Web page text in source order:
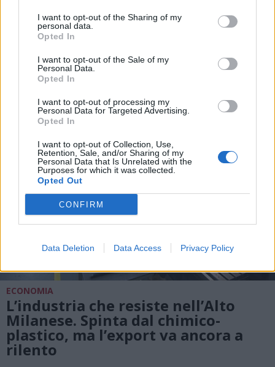
I want to opt-out of the Sharing of my
personal data.
Opted In
I want to opt-out of the Sale of my
Personal Data.
Opted In
I want to opt-out of processing my
Personal Data for Targeted Advertising.
Opted In
I want to opt-out of Collection, Use,
Retention, Sale, and/or Sharing of my
Personal Data that Is Unrelated with the
Purposes for which it was collected.
Opted Out
CONFIRM
Data Deletion Data Access Privacy Policy
Tra stelle, trekking ed
enogastronomia e notte di San
cadenti in Lombardia
ECONOMIA
L’industria che resiste nell’Alto
Milanese. Spinta dal chimico-
plastico, ma l’export va ancora a
rilento